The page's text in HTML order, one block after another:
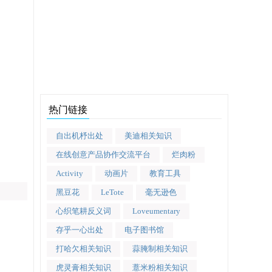
热门链接
自出机杼出处 美迪相关知识
在线创意产品协作交流平台 烂肉粉
Activity 动画片 教育工具
黑豆花 LeTote 毫无逊色
心织笔耕反义词 Loveumentary
存乎一心出处 电子图书馆
打哈欠相关知识 蒜腌制相关知识
虎灵膏相关知识 薏米粉相关知识